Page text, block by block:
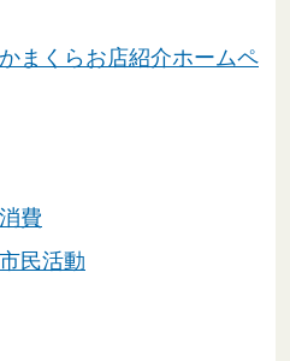
まくらお店紹介ホームペ
費
民活動